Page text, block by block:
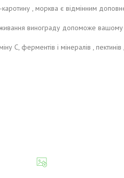
, морква є відмінним
винограду допоможе вашому
С, ферментів і мінералів , пектинів ,